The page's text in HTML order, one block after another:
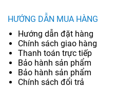
HƯỚNG DẪN MUA HÀNG
Hướng dẫn đặt hàng
Chính sách giao hàng
Thanh toán trực tiếp
Bảo hành sản phẩm
Bảo hành sản phẩm
Chính sách đổi trả